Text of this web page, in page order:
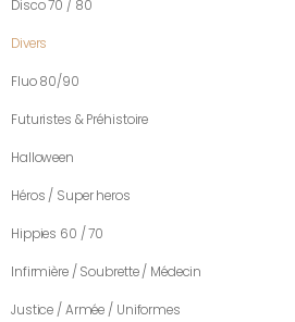
Disco 70 / 80
Divers
Fluo 80/90
Futuristes & Préhistoire
Halloween
Héros / Super heros
Hippies 60 / 70
Infirmière / Soubrette / Médecin
Justice / Armée / Uniformes